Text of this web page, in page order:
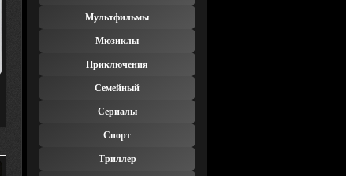
Мультфильмы
Мюзиклы
Приключения
Семейный
Сериалы
Спорт
Триллер